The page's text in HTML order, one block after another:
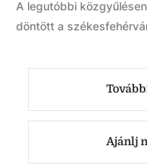
A legutóbbi
döntött a
Ajánlj